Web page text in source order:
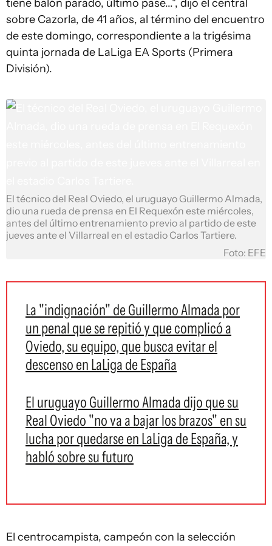
tiene balón parado, último pase...", dijo el central
sobre Cazorla, de 41 años, al término del encuentro
de este domingo, correspondiente a la trigésima
quinta jornada de LaLiga EA Sports (Primera
División).
El técnico del Real Oviedo, el uruguayo Guillermo Almada,
dio una rueda de prensa en El Requexón este miércoles,
antes del último entrenamiento previo al partido de este
jueves ante el Villarreal en el estadio Carlos Tartiere.
Foto: EFE
La "indignación" de Guillermo Almada por
un penal que se repitió y que complicó a
Oviedo, su equipo, que busca evitar el
descenso en LaLiga de España
El uruguayo Guillermo Almada dijo que su
Real Oviedo "no va a bajar los brazos" en su
lucha por quedarse en LaLiga de España, y
habló sobre su futuro
El centrocampista, campeón con la selección